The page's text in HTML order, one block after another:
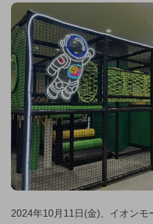
2024年10月11日(金)、イオンモ